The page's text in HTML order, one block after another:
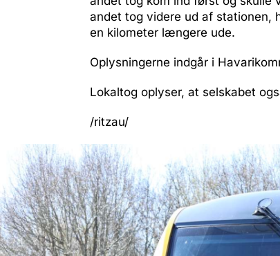
andet tog videre ud af stationen,
en kilometer længere ude.
Oplysningerne indgår i
Lokaltog oplyser, at selskabet
/ritzau/